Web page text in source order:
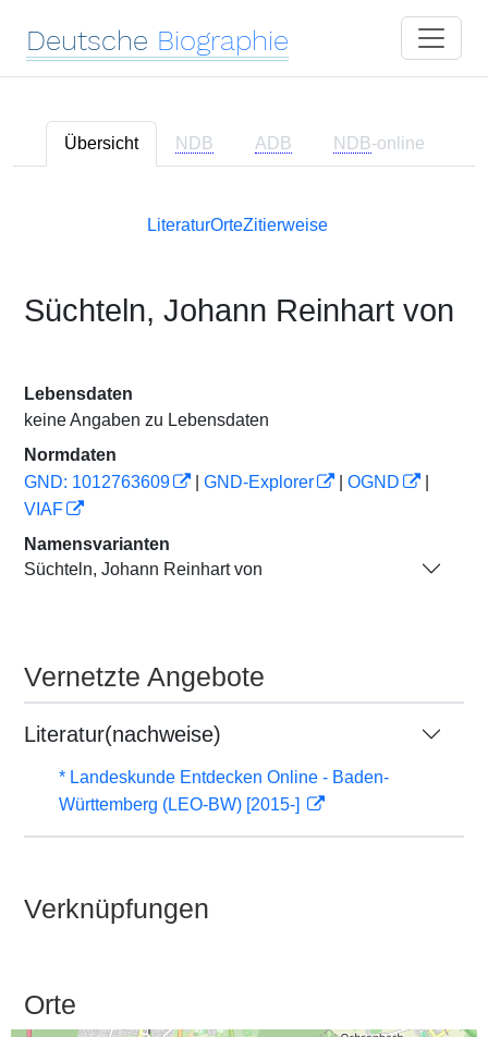
Deutsche Biographie
Übersicht NDB ADB NDB-online
LiteraturOrteZitierweise
Süchteln, Johann Reinhart von
Lebensdaten
keine Angaben zu Lebensdaten
Normdaten
GND: 1012763609
GND-Explorer OGND
VIAF
Namensvarianten
Süchteln, Johann Reinhart von
Vernetzte Angebote
Literatur(nachweise)
* Landeskunde Entdecken Online - Baden-
Württemberg (LEO-BW) [2015-]
Verknüpfungen
Orte